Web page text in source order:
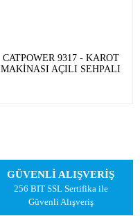
CATPOWER 9317 - KAROT
MAKİNASI AÇILI SEHPALI
GÜVENLİ ALIŞVERİŞ
256 BIT SSL Sertifika ile
Güvenli Alışveriş